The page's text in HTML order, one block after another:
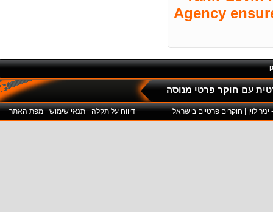
Agency
מפת האתר תנאי שימוש דיווח על תקלה